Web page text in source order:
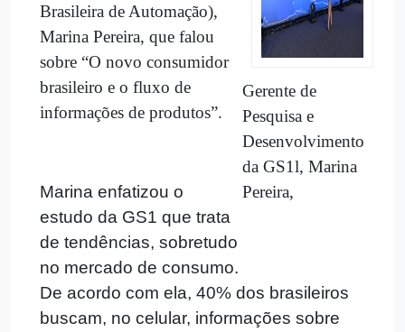
Gerente de
Pesquisa e
Desenvolvimento
da GS1l, Marina
Pereira,
Brasileira de Automação),
Marina Pereira, que falou
sobre “O novo consumidor
brasileiro e o fluxo de
informações de produtos”.
Marina enfatizou o
estudo da GS1 que trata
de tendências, sobretudo
no mercado de consumo.
De acordo com ela, 40% dos brasileiros
buscam, no celular, informações sobre